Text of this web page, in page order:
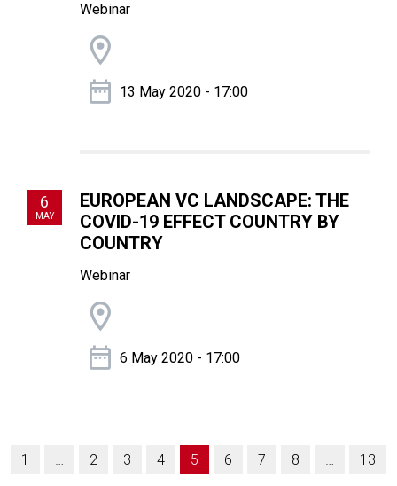
Webinar
13 May 2020 - 17:00
6
MAY
EUROPEAN VC LANDSCAPE: THE
COVID-19 EFFECT COUNTRY BY
COUNTRY
Webinar
6 May 2020 - 17:00
1 … 2 3 4 5 6 7 8 … 13